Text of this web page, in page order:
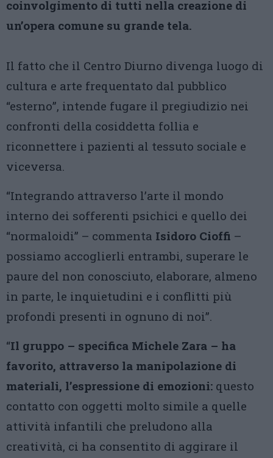
coinvolgimento di tutti nella creazione di
un’opera comune su grande tela.
Il fatto che il Centro Diurno divenga luogo di
cultura e arte frequentato dal pubblico
“esterno”, intende fugare il pregiudizio nei
confronti della cosiddetta follia e
riconnettere i pazienti al tessuto sociale e
viceversa.
“Integrando attraverso l’arte il mondo
interno dei sofferenti psichici e quello dei
“normaloidi” – commenta Isidoro Cioffi –
possiamo accoglierli entrambi, superare le
paure del non conosciuto, elaborare, almeno
in parte, le inquietudini e i conflitti più
profondi presenti in ognuno di noi”.
“Il gruppo – specifica Michele Zara – ha
favorito, attraverso la manipolazione di
materiali, l’espressione di emozioni: questo
contatto con oggetti molto simile a quelle
attività infantili che preludono alla
creatività, ci ha consentito di aggirare il